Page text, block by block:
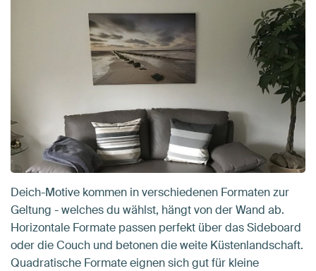
Deich-Motive kommen in verschiedenen Formaten zur
Geltung - welches du wählst, hängt von der Wand ab.
Horizontale Formate passen perfekt über das Sideboard
oder die Couch und betonen die weite Küstenlandschaft.
Quadratische Formate eignen sich gut für kleine